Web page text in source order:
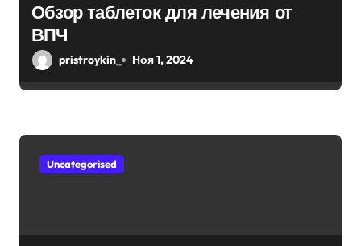
Обзор таблеток для лечения от
ВПЧ
pristroykin_ Ноя 1, 2024
Uncategorised